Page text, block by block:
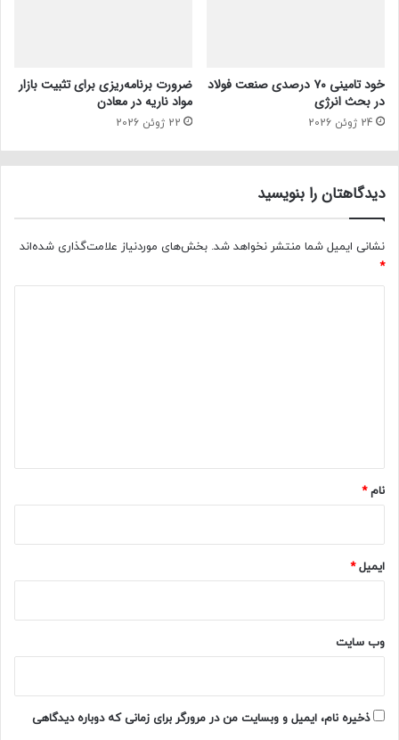
خود تامینی ۷۰ درصدی صنعت فولاد
در بحث انرژی
24 ژوئن 2026
ضرورت برنامه‌ریزی برای تثبیت بازار
مواد ناریه در معادن
22 ژوئن 2026
دیدگاهتان را بنویسید
نشانی ایمیل شما منتشر نخواهد شد. بخش‌های موردنیاز علامت‌گذاری شده‌اند
*
نام*
ایمیل*
وب‌ سایت
ذخیره نام، ایمیل و وبسایت من در مرورگر برای زمانی که دوباره دیدگاهی